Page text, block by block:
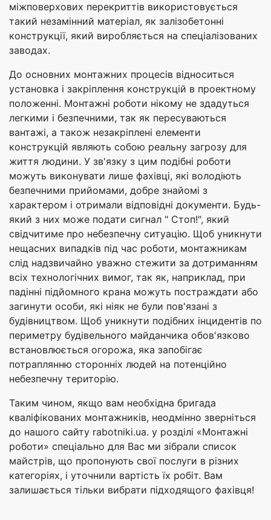
міжповерхових перекриттів використовується
такий незамінний матеріал, як залізобетонні
конструкції, який виробляється на спеціалізованих
заводах.
До основних монтажних процесів відноситься
установка і закріплення конструкцій в проектному
положенні. Монтажні роботи нікому не здадуться
легкими і безпечними, так як пересуваються
вантажі, а також незакріплені елементи
конструкцій являють собою реальну загрозу для
життя людини. У зв'язку з цим подібні роботи
можуть виконувати лише фахівці, які володіють
безпечними прийомами, добре знайомі з
характером і отримали відповідні документи. Будь-
який з них може подати сигнал " Стоп!", який
свідчитиме про небезпечну ситуацію. Щоб уникнути
нещасних випадків під час роботи, монтажникам
слід надзвичайно уважно стежити за дотриманням
всіх технологічних вимог, так як, наприклад, при
падінні підйомного крана можуть постраждати або
загинути особи, які ніяк не були пов'язані з
будівництвом. Щоб уникнути подібних інцидентів по
периметру будівельного майданчика обов'язково
встановлюється огорожа, яка запобігає
потраплянню сторонніх людей на потенційно
небезпечну територію.
Таким чином, якщо вам необхідна бригада
кваліфікованих монтажників, неодмінно зверніться
до нашого сайту rabotniki.ua. у розділі «Монтажні
роботи» спеціально для Вас ми зібрали список
майстрів, що пропонують свої послуги в різних
категоріях, і уточнили вартість їх робіт. Вам
залишається тільки вибрати підходящого фахівця!